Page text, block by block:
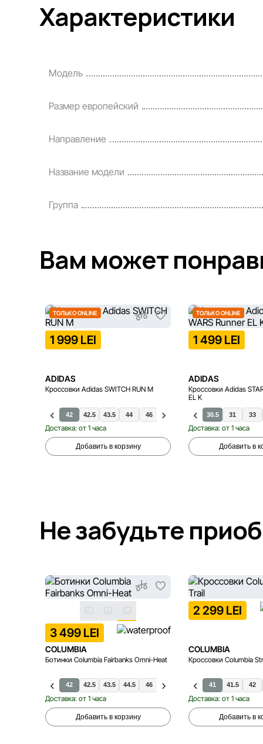
Характеристики
Модель
Размер европейский
Направление
Название модели
Группа
Вам может
ТОЛЬКО ONLINE
1 999 LEI
ADIDAS
Кроссовки Adidas SWITCH RUN M
42 42.5 43.5 44 46 41.5 44.5 45.5 46.5
Доставка: от 1 часа
Добавить в корзину
ТОЛЬКО ONLINE
1 499 LEI
ADIDAS
Кроссовки Adidas
EL K
30 30.5 31 33
Доставка: от 1 часа
Добавить в
Не забудьте
3 499 LEI
COLUMBIA
Ботинки Columbia Fairbanks Omni-Heat
41.5 42 42.5 43.5 44.5 46 43 44 45
Доставка: от 1 часа
Добавить в корзину
2 299 LEI
COLUMBIA
Кроссовки Columbia
41 41.5 42
Доставка: от 1 часа
Добавить в